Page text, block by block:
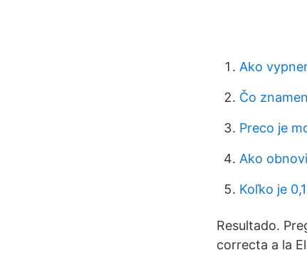
Ako
Čo
Preco je
Ako
Koľko je
Resultado.
correcta a la